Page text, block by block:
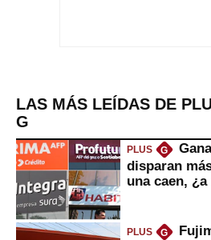
LAS MÁS LEÍDAS DE
G
PLUS G
disparan
una caen,
PLUS G